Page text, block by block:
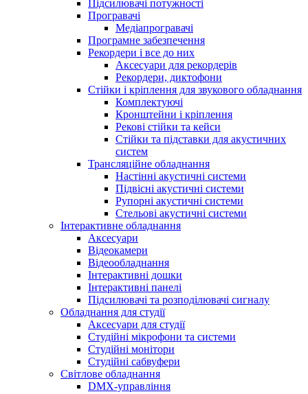
Підсилювачі потужності
Програвачі
Медіапрогравачі
Програмне забезпечення
Рекордери і все до них
Аксесуари для рекордерів
Рекордери, диктофони
Стійки і кріплення для звукового обладнання
Комплектуючі
Кронштейни і кріплення
Рекові стійки та кейси
Стійки та підставки для акустичних
систем
Трансляційне обладнання
Настінні акустичні системи
Підвісні акустичні системи
Рупорні акустичні системи
Стельові акустичні системи
Інтерактивне обладнання
Аксесуари
Відеокамери
Відеообладнання
Інтерактивні дошки
Інтерактивні панелі
Підсилювачі та розподілювачі сигналу
Обладнання для студії
Аксесуари для студії
Студійні мікрофони та системи
Студійні монітори
Студійні сабвуфери
Світлове обладнання
DMX-управління